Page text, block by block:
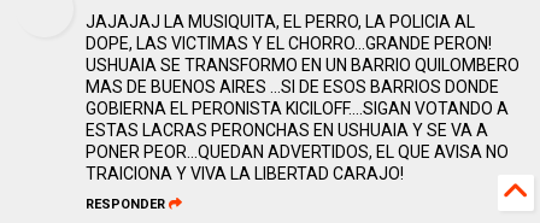
JAJAJAJ LA MUSIQUITA, EL PERRO, LA POLICIA AL
DOPE, LAS VICTIMAS Y EL CHORRO...GRANDE PERON!
USHUAIA SE TRANSFORMO EN UN BARRIO QUILOMBERO
MAS DE BUENOS AIRES ...SI DE ESOS BARRIOS DONDE
GOBIERNA EL PERONISTA KICILOFF....SIGAN VOTANDO A
ESTAS LACRAS PERONCHAS EN USHUAIA Y SE VA A
PONER PEOR...QUEDAN ADVERTIDOS, EL QUE AVISA NO
TRAICIONA Y VIVA LA LIBERTAD CARAJO!
RESPONDER